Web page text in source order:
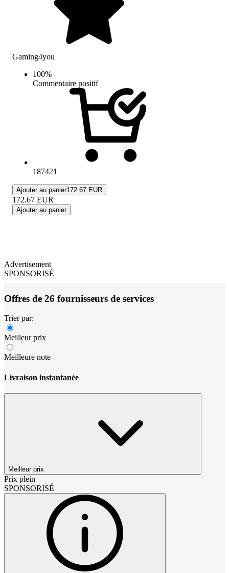
Gaming4you
100%
Commentaire positif
187421
Ajouter au panier172.67 EUR
172.67 EUR
Ajouter au panier
Advertisement
SPONSORISÉ
Offres de 26 fournisseurs de services
Trier par:
Meilleur prix
Meilleure note
Livraison instantanée
Meilleur prix
Prix plein
SPONSORISÉ